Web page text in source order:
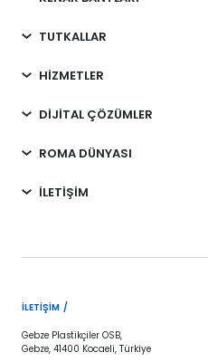
TUTKALLAR
HİZMETLER
DİJİTAL ÇÖZÜMLER
ROMA DÜNYASI
İLETİŞİM
İLETIŞIM /
Gebze Plastikçiler OSB,
Gebze, 41400 Kocaeli, Türkiye